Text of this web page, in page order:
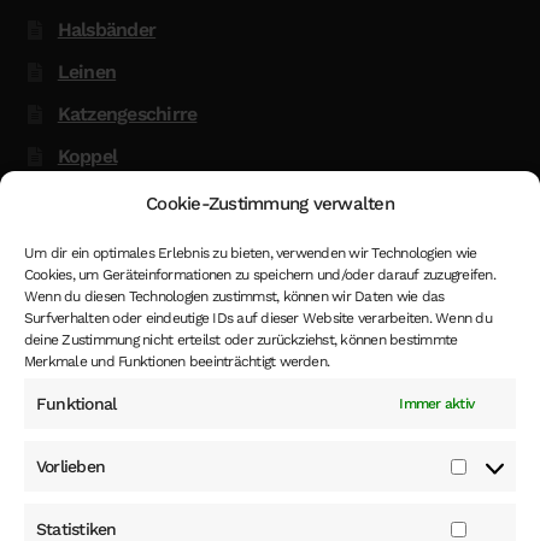
Cookie-Zustimmung verwalten
Um dir ein optimales Erlebnis zu bieten, verwenden wir Technologien wie
Cookies, um Geräteinformationen zu speichern und/oder darauf zuzugreifen.
Wenn du diesen Technologien zustimmst, können wir Daten wie das
Surfverhalten oder eindeutige IDs auf dieser Website verarbeiten. Wenn du
deine Zustimmung nicht erteilst oder zurückziehst, können bestimmte
Merkmale und Funktionen beeinträchtigt werden.
Funktional Immer aktiv
Vorlieben
Statistiken
Halsbänder
Leinen
Katzengeschirre
Koppel
Glow in the Dark
Hund oder Katze Vermessungstermin
Hinweis
*- Die Höhe der MwSt. in den gezeigten Preise im Shop
anderen EU Landes als Lieferadresse beim Abschluss
und hast ein anderes EU Land als Deutschland für die